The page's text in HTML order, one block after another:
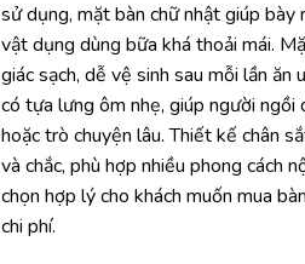
sử dụng, mặt bàn chữ nhật giúp bày
vật dụng dùng bữa khá thoải mái.
giác sạch, dễ vệ sinh sau mỗi lần ăn
có tựa lưng ôm nhẹ, giúp người ngồi
hoặc trò chuyện lâu. Thiết kế chân
và chắc, phù hợp nhiều phong cách
chọn hợp lý cho khách muốn mua
chi phí.